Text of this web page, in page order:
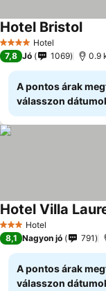
4 KategóriaHotel
Hotel Bristol
7,8 Jó 1069 0.9
A pontos árak
válasszon
3 Kategória
Hotel
Hotel Villa
8,1 Nagyon jó 791
A pontos árak
válasszon